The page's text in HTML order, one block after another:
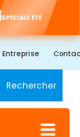
SPÉCIALE ÉTÉ
Entreprise
Rechercher